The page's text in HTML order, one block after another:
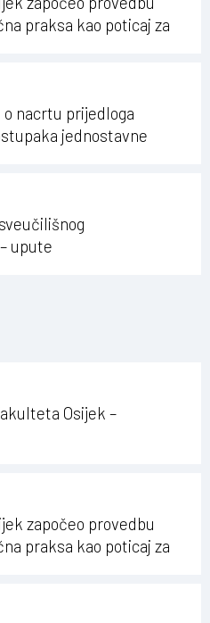
praksa kao poticaj za
nacrtu prijedloga
jednostavne
upute
Osijek –
započeo provedbu
praksa kao poticaj za